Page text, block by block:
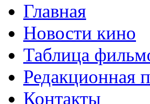
Главная
Новости кино
Таблица
Редакционная
Контакты